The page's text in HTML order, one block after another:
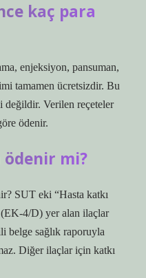
kaç para
enjeksiyon, pansuman,
tamamen ücretsizdir. Bu
değildir. Verilen reçeteler
ödenir.
mi?
SUT eki “Hasta katkı
(EK-4/D) yer alan ilaçlar
belge sağlık raporuyla
Diğer ilaçlar için katkı